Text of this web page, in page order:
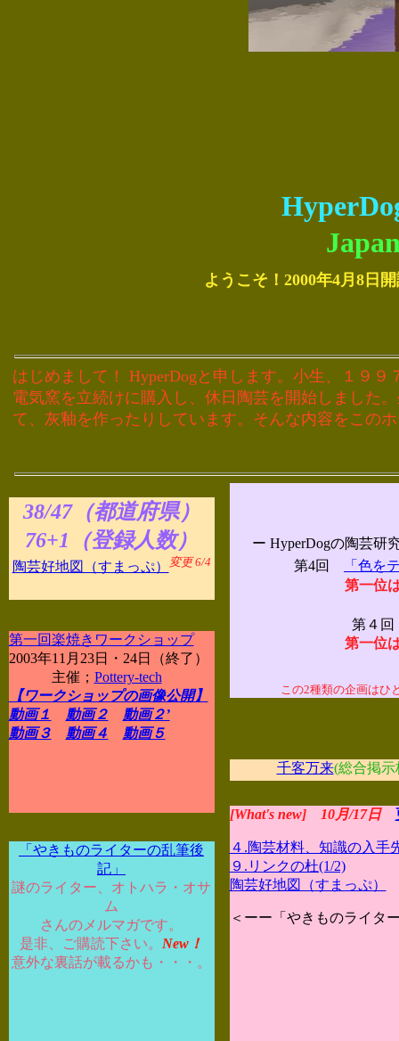
ようこそ！2000年4月8日
はじめまして！ HyperDogと申します。小生、１９
電気窯を立続けに購入し、休日陶芸を開始しました
て、灰釉を作ったりしています。そんな内容をこの
ー HyperDogの陶芸
第4回
「色を
第一位
第４
第一位
この2種類の企画はひ
38/47（都道府県）
76+1（登録人数）
陶芸好地図（すまっぷ） 変更 6/4
第一回楽焼きワークショップ
2003年11月23日・24日（終了）
主催； Pottery-tech
【ワークショップの画像公開】
動画１
動画２
動画２’
動画３
動画４ 動画５
千客万来(総合掲示
[What's new] 10月/17日
４.陶芸材料、知識の入手
９.リンクの杜(1/2)
陶芸好地図（すまっぷ）
＜ーー「やきものライタ
「やきものライターの乱筆後
記」
謎のライター、オトハラ・オサ
ム
さんのメルマガです。
是非、ご購読下さい。 New！
意外な裏話が載るかも・・・。